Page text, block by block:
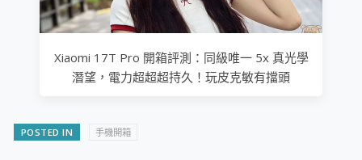
Xiaomi 17T Pro 開箱評測：同級唯一 5x 真光學
潛望，電力超超超持久！玩皮克敏有擋頭
POSTED IN 手機開箱